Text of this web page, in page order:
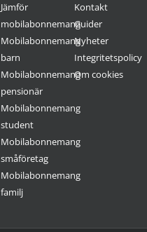
Jämför
mobilabonnemang
Mobilabonnemang
barn
Mobilabonnemang
pensionär
Mobilabonnemang
student
Mobilabonnemang
småföretag
Mobilabonnemang
familj
Kontakt
Guider
Nyheter
Integritetspolicy
Om cookies